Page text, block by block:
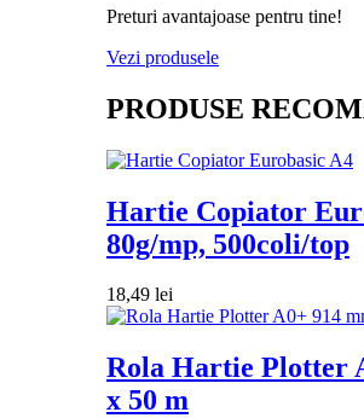
Preturi avantajoase pentru tine!
Vezi produsele
PRODUSE
Hartie Copiator
80g/mp, 500coli/top
18,49 lei
Rola Hartie Plotter
x 50 m